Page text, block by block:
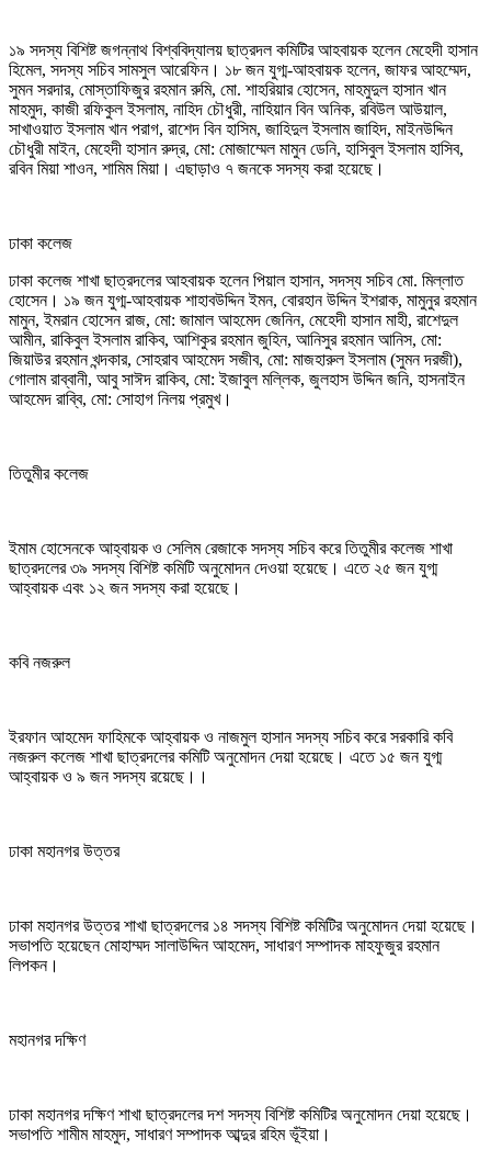
১৯ সদস্য বিশিষ্ট জগন্নাথ বিশ্ববিদ্যালয় ছাত্রদল কমিটির আহবায়ক হলেন মেহেদী হাসান
হিমেল, সদস্য সচিব সামসুল আরেফিন। ১৮ জন যুগ্ম-আহবায়ক হলেন, জাফর আহম্মেদ,
সুমন সরদার, মোস্তাফিজুর রহমান রুমি, মো. শাহরিয়ার হোসেন, মাহমুদুল হাসান খান
মাহমুদ, কাজী রফিকুল ইসলাম, নাহিদ চৌধুরী, নাহিয়ান বিন অনিক, রবিউল আউয়াল,
সাখাওয়াত ইসলাম খান পরাগ, রাশেদ বিন হাসিম, জাহিদুল ইসলাম জাহিদ, মাইনউদ্দিন
চৌধুরী মাইন, মেহেদী হাসান রুদ্র, মো: মোজাম্মেল মামুন ডেনি, হাসিবুল ইসলাম হাসিব,
রবিন মিয়া শাওন, শামিম মিয়া। এছাড়াও ৭ জনকে সদস্য করা হয়েছে।
ঢাকা কলেজ
ঢাকা কলেজ শাখা ছাত্রদলের আহবায়ক হলেন পিয়াল হাসান, সদস্য সচিব মো. মিল্লাত
হোসেন। ১৯ জন যুগ্ম-আহবায়ক শাহাবউদ্দিন ইমন, বোরহান উদ্দিন ইশরাক, মামুনুর রহমান
মামুন, ইমরান হোসেন রাজ, মো: জামাল আহমেদ জেনিন, মেহেদী হাসান মাহী, রাশেদুল
আমীন, রাকিবুল ইসলাম রাকিব, আশিকুর রহমান জুহিন, আনিসুর রহমান আনিস, মো:
জিয়াউর রহমান খন্দকার, সোহরাব আহমেদ সজীব, মো: মাজহারুল ইসলাম (সুমন দরজী),
গোলাম রাব্বানী, আবু সাঈদ রাকিব, মো: ইজাবুল মল্লিক, জুলহাস উদ্দিন জনি, হাসনাইন
আহমেদ রাব্বি, মো: সোহাগ নিলয় প্রমুখ।
তিতুমীর কলেজ
ইমাম হোসেনকে আহ্বায়ক ও সেলিম রেজাকে সদস্য সচিব করে তিতুমীর কলেজ শাখা
ছাত্রদলের ৩৯ সদস্য বিশিষ্ট কমিটি অনুমোদন দেওয়া হয়েছে। এতে ২৫ জন যুগ্ম
আহ্বায়ক এবং ১২ জন সদস্য করা হয়েছে।
কবি নজরুল
ইরফান আহমেদ ফাহিমকে আহ্বায়ক ও নাজমুল হাসান সদস্য সচিব করে সরকারি কবি
নজরুল কলেজ শাখা ছাত্রদলের কমিটি অনুমোদন দেয়া হয়েছে। এতে ১৫ জন যুগ্ম
আহ্বায়ক ও ৯ জন সদস্য রয়েছে।।
ঢাকা মহানগর উত্তর
ঢাকা মহানগর উত্তর শাখা ছাত্রদলের ১৪ সদস্য বিশিষ্ট কমিটির অনুমোদন দেয়া হয়েছে।
সভাপতি হয়েছেন মোহাম্মদ সালাউদ্দিন আহমেদ, সাধারণ সম্পাদক মাহফুজুর রহমান
লিপকন।
মহানগর দক্ষিণ
ঢাকা মহানগর দক্ষিণ শাখা ছাত্রদলের দশ সদস্য বিশিষ্ট কমিটির অনুমোদন দেয়া হয়েছে।
সভাপতি শামীম মাহমুদ, সাধারণ সম্পাদক আব্দুর রহিম ভূঁইয়া।